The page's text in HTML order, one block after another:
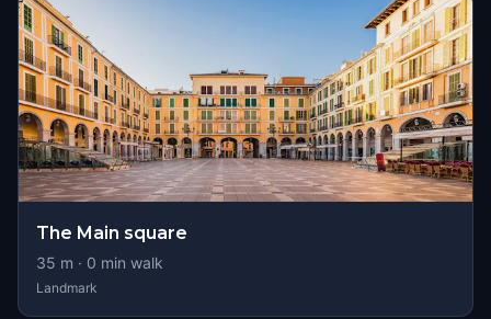
The Main square
35 m · 0 min walk
Landmark